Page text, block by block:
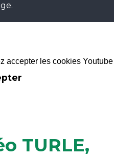
accepter les cookies Youtube
TURLE,